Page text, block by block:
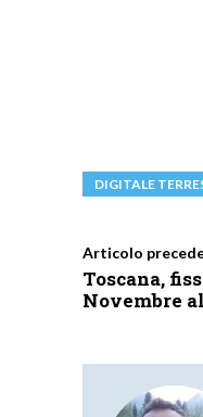
DIGITALE
Articolo
Toscana,
Novembre